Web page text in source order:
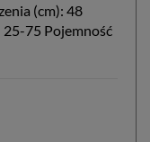
(cm): 48
25-75 Pojemność